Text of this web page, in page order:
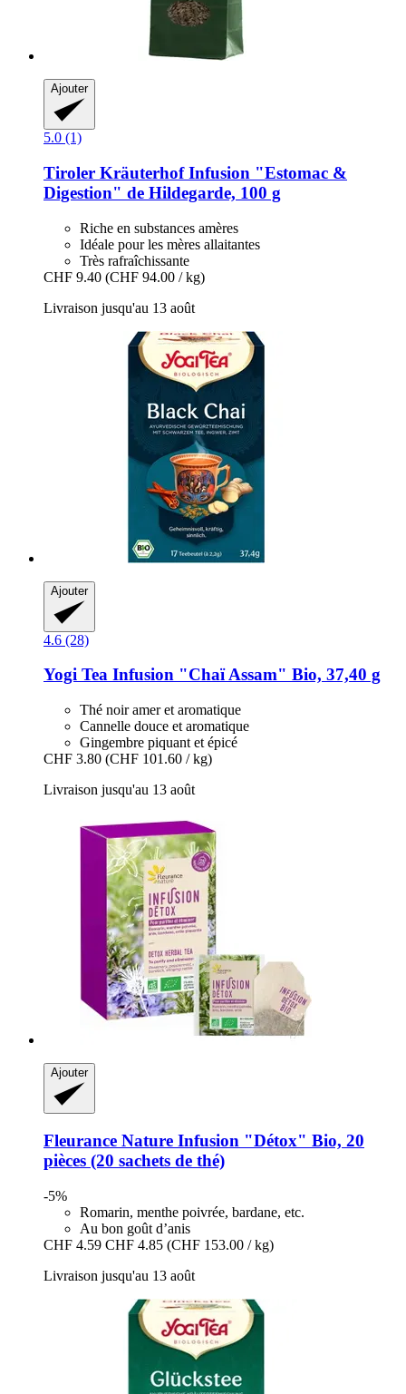
Ajouter
5.0 (1)
Tiroler KräuterhofInfusion "Estomac &
Digestion" de Hildegarde, 100 g
Riche en substances amères
Idéale pour les mères allaitantes
Très rafraîchissante
CHF 9.40 (CHF 94.00 / kg)
Livraison jusqu'au 13 août
Ajouter
4.6 (28)
Yogi Tea Infusion "Chaï Assam" Bio, 37,40 g
Thé noir amer et aromatique
Cannelle douce et aromatique
Gingembre piquant et épicé
CHF 3.80 (CHF 101.60 / kg)
Livraison jusqu'au 13 août
Ajouter
Fleurance Nature Infusion "Détox" Bio, 20
pièces (20 sachets de thé)
-5%
Romarin, menthe poivrée, bardane, etc.
Au bon goût d’anis
CHF 4.59 CHF 4.85 (CHF 153.00 / kg)
Livraison jusqu'au 13 août